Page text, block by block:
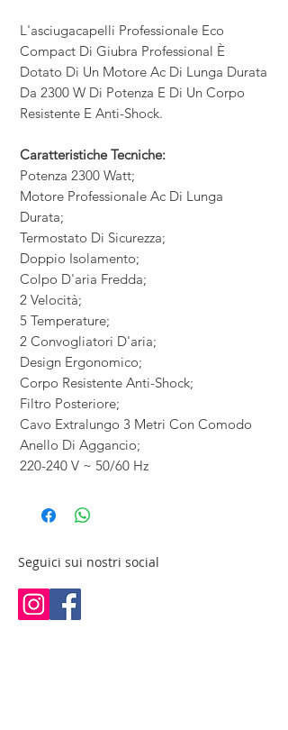
L'asciugacapelli Professionale Eco
Compact Di Giubra Professional È
Dotato Di Un Motore Ac Di Lunga Durata
Da 2300 W Di Potenza E Di Un Corpo
Resistente E Anti-Shock.
Caratteristiche Tecniche:
Potenza 2300 Watt;
Motore Professionale Ac Di Lunga
Durata;
Termostato Di Sicurezza;
Doppio Isolamento;
Colpo D'aria Fredda;
2 Velocità;
5 Temperature;
2 Convogliatori D'aria;
Design Ergonomico;
Corpo Resistente Anti-Shock;
Filtro Posteriore;
Cavo Extralungo 3 Metri Con Comodo
Anello Di Aggancio;
220-240 V ~ 50/60 Hz
Seguici sui nostri social